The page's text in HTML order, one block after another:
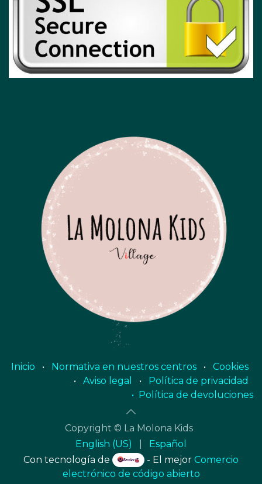
Inicio • Normativa en nuestros centros •
Cookies
•
Aviso legal •
Política de privacidad
• Política de devoluciones
Copyright © La Molona Kids
English (US)
Español
Con tecnología de
- El mejor Comercio
electrónico de código abierto